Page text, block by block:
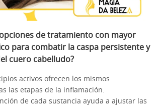
de tratamiento con mayor
para combatir la caspa persistente y
cuero cabelludo?
activos ofrecen los mismos
las etapas de la inflamación.
de cada sustancia ayuda a ajustar las